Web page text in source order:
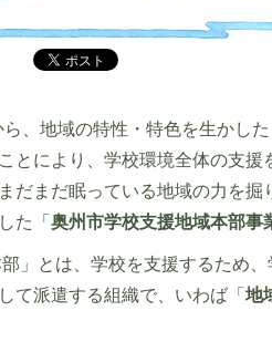
、地域の特性・特色を生かし
とにより、学校環境全体の支
だまだ眠っている地域の力を
た「 奥州市学校支援地域本部事
」とは、学校を支援するため
て派遣する組織で、いわば「 地